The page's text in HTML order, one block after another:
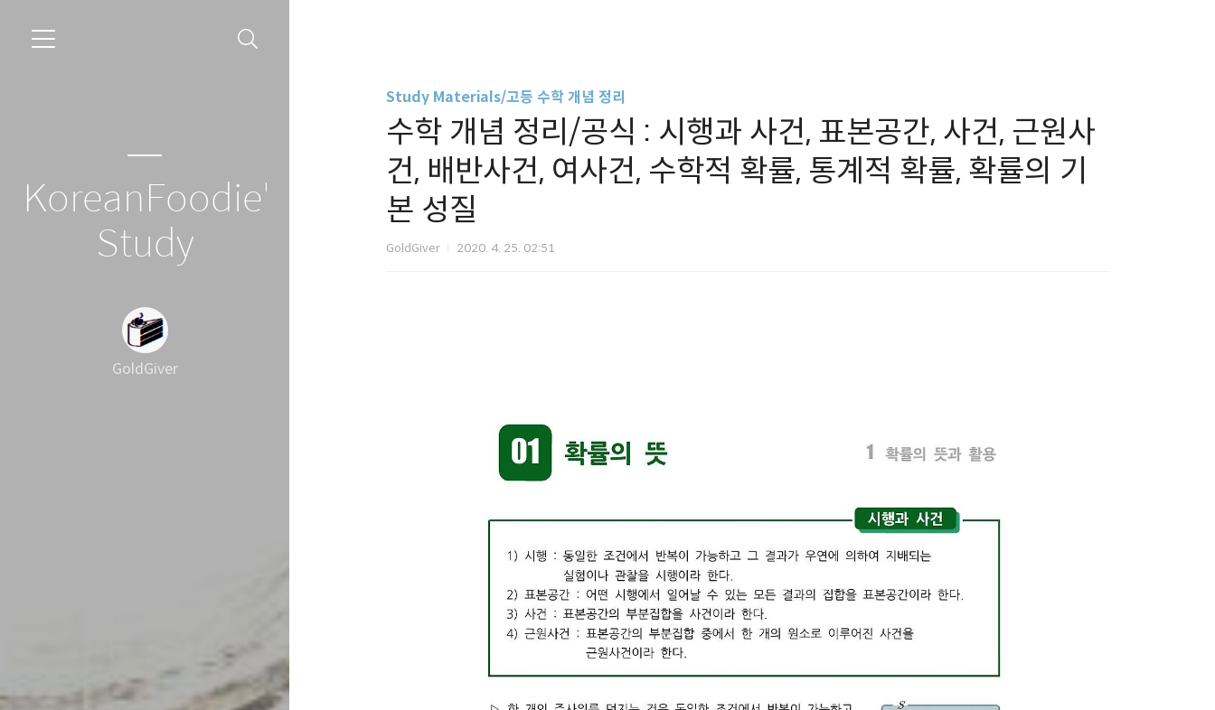
KoreanFoodie's
Study
GoldGiver
Study Materials/고등 수학 개념 정리
수학 개념 정리/공식 : 시행과 사건, 표본공간, 사건, 근원사
건, 배반사건, 여사건, 수학적 확률, 통계적 확률, 확률의 기
본 성질
GoldGiver 2020. 4. 25. 02:51